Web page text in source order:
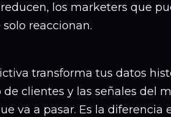
los marketers que
reaccionan.
transforma tus datos
clientes y las señales del
va a pasar. Es la diferencia